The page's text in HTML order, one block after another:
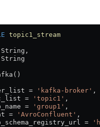
topic1_stream
= 'kafka-broker' ,
= 'topic1' ,
= 'group1' ,
= 'AvroConfluent' ,
=